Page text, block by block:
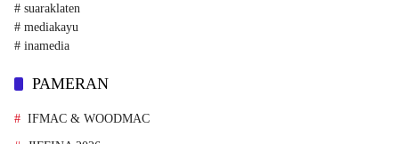
# suaraklaten
# mediakayu
# inamedia
PAMERAN
IFMAC & WOODMAC